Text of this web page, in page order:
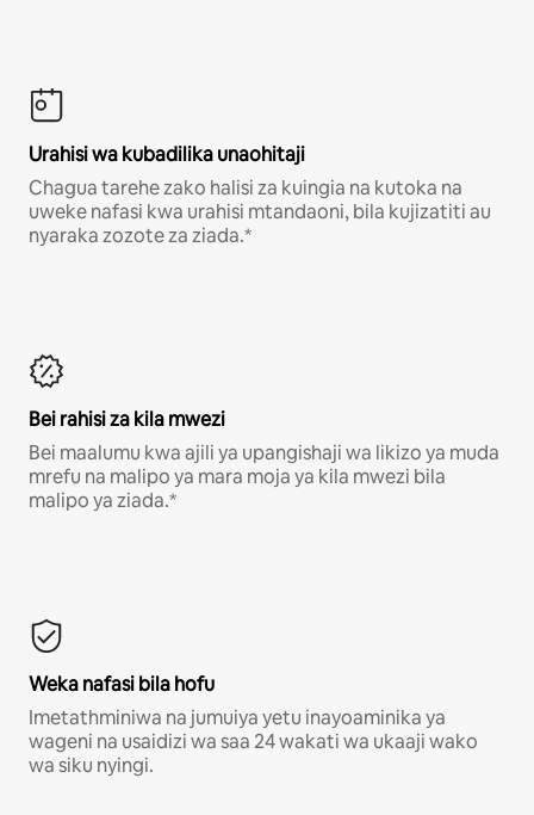
Urahisi wa kubadilika unaohitaji
Chagua tarehe zako halisi za kuingia na kutoka na
uweke nafasi kwa urahisi mtandaoni, bila kujizatiti au
nyaraka zozote za ziada.*
Bei rahisi za kila mwezi
Bei maalumu kwa ajili ya upangishaji wa likizo ya muda
mrefu na malipo ya mara moja ya kila mwezi bila
malipo ya ziada.*
Weka nafasi bila hofu
Imetathminiwa na jumuiya yetu inayoaminika ya
wageni na usaidizi wa saa 24 wakati wa ukaaji wako
wa siku nyingi.